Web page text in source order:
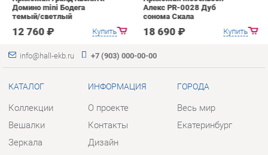
Коллекции
Вешалки
Комоды
Тумбы
Шкафы
Комплектующие
О проекте
Контакты
Доставка и Оплата
Гарантия
Помощь
Весь мир
Екатеринбург